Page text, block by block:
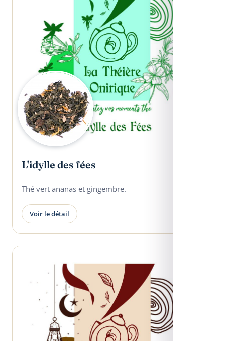
L'idylle des fées
Thé vert ananas et gingembre.
Voir le détail